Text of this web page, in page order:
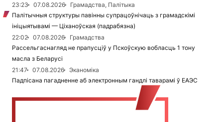
23:23
07.08.2026
Грамадства, Палітыка
Палітычныя структуры павінны супрацоўнічаць з грамадскімі
ініцыятывамі — Ціханоўская (падрабязна)
22:02
07.08.2026
Грамадства
Рассельгаснагляд не прапусціў у Пскоўскую вобласць 1 тону
масла з Беларусі
21:47
07.08.2026
Эканоміка
Падпісана пагадненне аб электронным гандлі таварамі ў ЕАЭС